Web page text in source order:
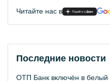
Читайте нас в
Последние новости
ОТП Банк включён в